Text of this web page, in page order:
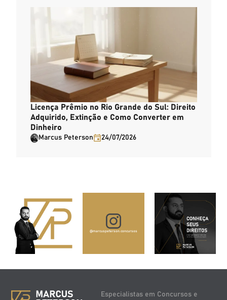
Licença Prêmio no Rio Grande do Sul: Direito
Adquirido, Extinção e Como Converter em
Dinheiro
Marcus Peterson 24/07/2026
@marcuspeterson.concursos
Especialistas em Concursos e